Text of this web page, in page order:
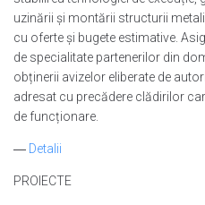
uzinării și montării structurii
cu oferte și bugete estimative.
de specialitate partenerilor din
obținerii avizelor eliberate de
adresat cu precădere clădirilor
de funcționare.
― Detalii
PROIECTE